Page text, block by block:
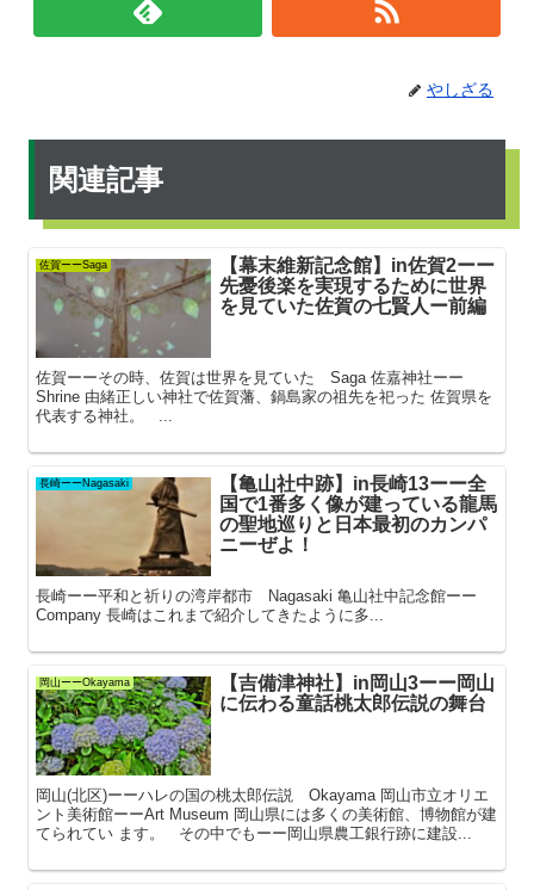
やしざる
関連記事
佐賀ーーSaga
【幕末維新記念館】in佐賀2ーー
先憂後楽を実現するために世界
を見ていた佐賀の七賢人ー前編
佐賀ーーその時、佐賀は世界を見ていた Saga 佐嘉神社ーー
Shrine 由緒正しい神社で佐賀藩、鍋島家の祖先を祀った 佐賀県を
代表する神社。 ...
長崎ーーNagasaki
【亀山社中跡】in長崎13ーー全
国で1番多く像が建っている龍馬
の聖地巡りと日本最初のカンパ
ニーぜよ！
長崎ーー平和と祈りの湾岸都市 Nagasaki 亀山社中記念館ーー
Company 長崎はこれまで紹介してきたように多...
岡山ーーOkayama
【吉備津神社】in岡山3ーー岡山
に伝わる童話桃太郎伝説の舞台
岡山(北区)ーーハレの国の桃太郎伝説 Okayama 岡山市立オリエ
ント美術館ーーArt Museum 岡山県には多くの美術館、博物館が建
てられてい ます。 その中でもーー岡山県農工銀行跡に建設...